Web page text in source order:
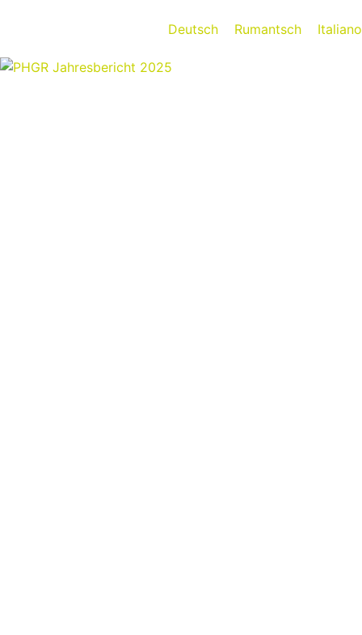
Deutsch Rumantsch Italiano